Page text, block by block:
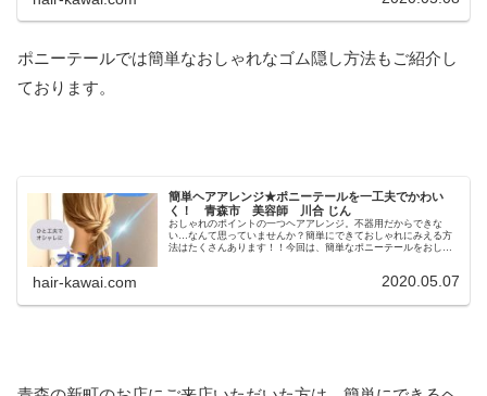
ポニーテールでは簡単なおしゃれなゴム隠し方法もご紹介し
ております。
簡単ヘアアレンジ★ポニーテールを一工夫でかわい
く！ 青森市 美容師 川合 じん
おしゃれのポイントの一つヘアアレンジ。不器用だからできな
い…なんて思っていませんか？簡単にできておしゃれにみえる方
法はたくさんあります！！今回は、簡単なポニーテールをおしゃ
とめるオーソドックスな方法ですよね。そんなただ髪を縛るだけ
hair-kawai.com 2020.05.07